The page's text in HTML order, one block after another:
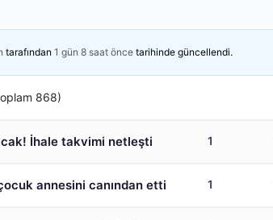
tarafından 1 gün 8 saat önce tarihinde güncellendi.
868)
İhale takvimi netleşti 1
annesini canından etti 1